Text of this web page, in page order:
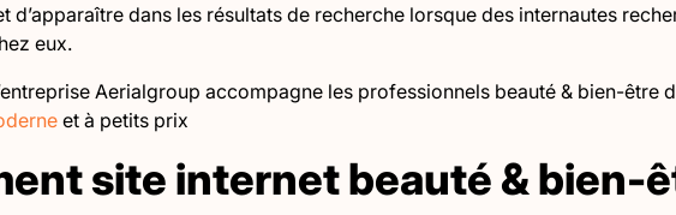
d’apparaître dans les résultats de recherche lorsque des internautes
eux.
Aerialgroup accompagne les professionnels beauté & bien-être
et à petits prix
site internet beauté & bien-